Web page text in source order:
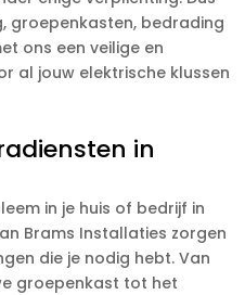
groepenkasten, bedrading
ons een veilige en
al jouw elektrische klussen
in
in je huis of bedrijf in
Brams Installaties zorgen
die je nodig hebt. Van
groepenkast tot het